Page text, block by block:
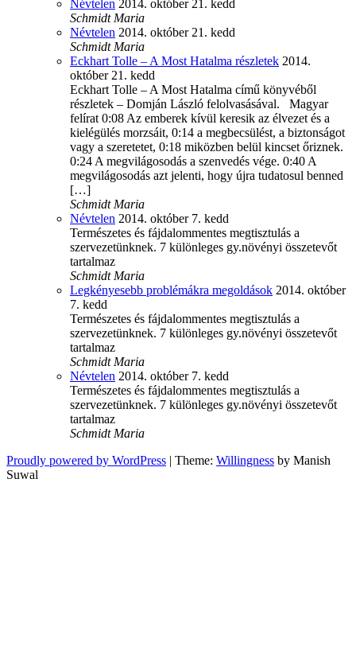
Névtelen 2014. október 21. kedd
Schmidt Maria
Névtelen 2014. október 21. kedd
Schmidt Maria
Eckhart Tolle – A Most Hatalma részletek 2014.
október 21. kedd
Eckhart Tolle – A Most Hatalma című könyvéből
részletek – Domján László felolvasásával. Magyar
felírat 0:08 Az emberek kívül keresik az élvezet és a
kielégülés morzsáit, 0:14 a megbecsülést, a biztonságot
vagy a szeretetet, 0:18 miközben belül kincset őriznek.
0:24 A megvilágosodás a szenvedés vége. 0:40 A
megvilágosodás azt jelenti, hogy újra tudatosul benned
[…]
Schmidt Maria
Névtelen 2014. október 7. kedd
Természetes és fájdalommentes megtisztulás a
szervezetünknek. 7 különleges gy.növényi összetevőt
tartalmaz
Schmidt Maria
Legkényesebb problémákra megoldások 2014. október
7. kedd
Természetes és fájdalommentes megtisztulás a
szervezetünknek. 7 különleges gy.növényi összetevőt
tartalmaz
Schmidt Maria
Névtelen 2014. október 7. kedd
Természetes és fájdalommentes megtisztulás a
szervezetünknek. 7 különleges gy.növényi összetevőt
tartalmaz
Schmidt Maria
Proudly powered by WordPress | Theme: Willingness by Manish
Suwal